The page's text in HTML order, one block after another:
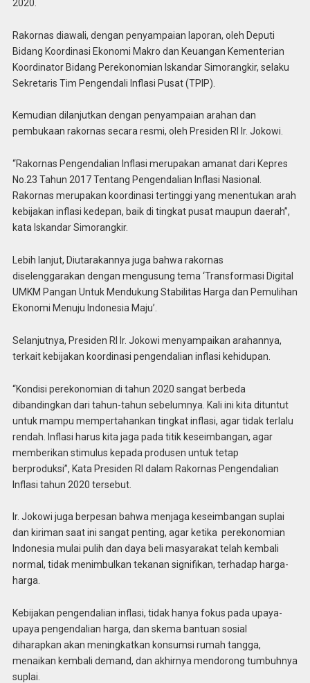
2020.
Rakornas diawali, dengan penyampaian laporan, oleh Deputi
Bidang Koordinasi Ekonomi Makro dan Keuangan Kementerian
Koordinator Bidang Perekonomian Iskandar Simorangkir, selaku
Sekretaris Tim Pengendali Inflasi Pusat (TPIP).
Kemudian dilanjutkan dengan penyampaian arahan dan
pembukaan rakornas secara resmi, oleh Presiden RI Ir. Jokowi.
“Rakornas Pengendalian Inflasi merupakan amanat dari Kepres
No.23 Tahun 2017 Tentang Pengendalian Inflasi Nasional.
Rakornas merupakan koordinasi tertinggi yang menentukan arah
kebijakan inflasi kedepan, baik di tingkat pusat maupun daerah”,
kata Iskandar Simorangkir.
Lebih lanjut, Diutarakannya juga bahwa rakornas
diselenggarakan dengan mengusung tema ‘Transformasi Digital
UMKM Pangan Untuk Mendukung Stabilitas Harga dan Pemulihan
Ekonomi Menuju Indonesia Maju’.
Selanjutnya, Presiden RI Ir. Jokowi menyampaikan arahannya,
terkait kebijakan koordinasi pengendalian inflasi kehidupan.
“Kondisi perekonomian di tahun 2020 sangat berbeda
dibandingkan dari tahun-tahun sebelumnya. Kali ini kita dituntut
untuk mampu mempertahankan tingkat inflasi, agar tidak terlalu
rendah. Inflasi harus kita jaga pada titik keseimbangan, agar
memberikan stimulus kepada produsen untuk tetap
berproduksi”, Kata Presiden RI dalam Rakornas Pengendalian
Inflasi tahun 2020 tersebut.
Ir. Jokowi juga berpesan bahwa menjaga keseimbangan suplai
dan kiriman saat ini sangat penting, agar ketika perekonomian
Indonesia mulai pulih dan daya beli masyarakat telah kembali
normal, tidak menimbulkan tekanan signifikan, terhadap harga-
harga.
Kebijakan pengendalian inflasi, tidak hanya fokus pada upaya-
upaya pengendalian harga, dan skema bantuan sosial
diharapkan akan meningkatkan konsumsi rumah tangga,
menaikan kembali demand, dan akhirnya mendorong tumbuhnya
suplai.